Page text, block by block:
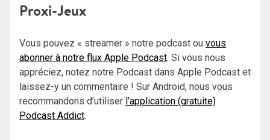
Proxi-Jeux
Vous pouvez « streamer » notre podcast ou vous
abonner à notre flux Apple Podcast. Si vous nous
appréciez, notez notre Podcast dans Apple Podcast et
laissez-y un commentaire ! Sur Android, nous vous
recommandons d’utiliser l’application (gratuite)
Podcast Addict.